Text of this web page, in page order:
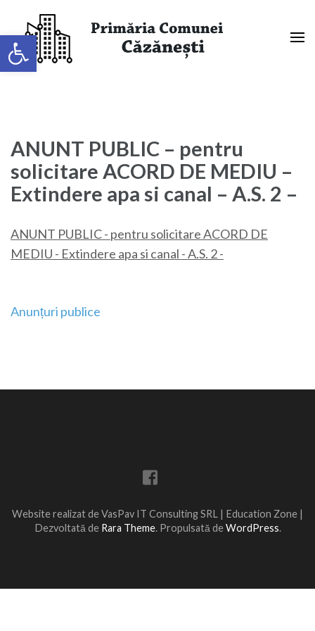
Deschide bara de unelte
conținut
(apasă
Primaria Comunei Căzănești,
ANUNT PUBLIC – pentru
solicitare ACORD DE MEDIU –
Extindere apa si canal – A.S. 2 –
ANUNT PUBLIC - pentru solicitare ACORD DE
MEDIU - Extindere apa si canal - A.S. 2 -
Navigare
Anunțuri publice
Website realizat de VasPav IT Consulting SRL | Education Zone |
Dezvoltată de Rara Theme. Propulsată deWordPress.